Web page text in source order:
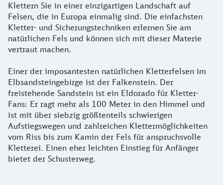
Klettern Sie in einer einzigartigen Landschaft auf
Felsen, die in Europa einmalig sind. Die einfachsten
Kletter- und Sicherungstechniken erlernen Sie am
natürlichen Fels und können sich mit dieser Materie
vertraut machen.
Einer der imposantesten natürlichen Kletterfelsen im
Elbsandsteingebirge ist der Falkenstein. Der
freistehende Sandstein ist ein Eldorado für Kletter-
Fans: Er ragt mehr als 100 Meter in den Himmel und
ist mit über siebzig größtenteils schwierigen
Aufstiegswegen und zahlreichen Klettermöglichkeiten
vom Riss bis zum Kamin der Fels für anspruchsvolle
Kletterei. Einen eher leichten Einstieg für Anfänger
bietet der Schusterweg.